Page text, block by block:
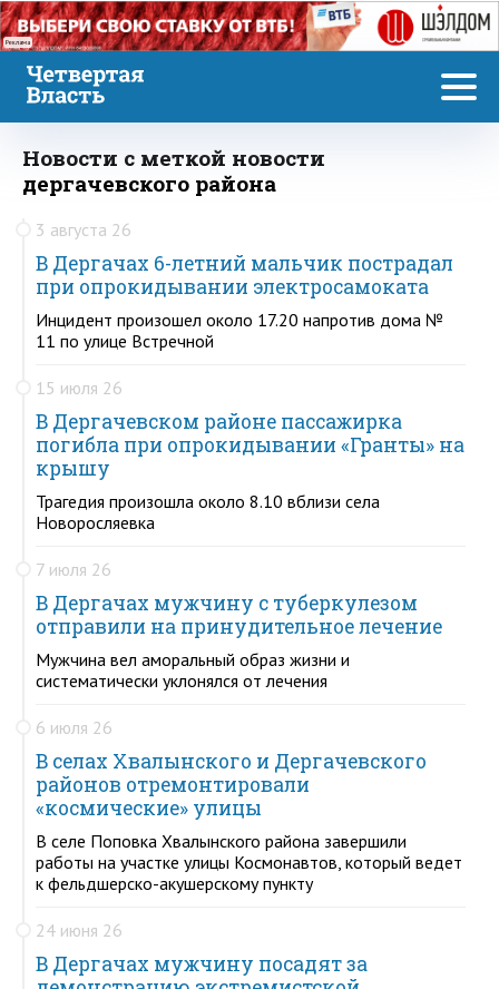
Реклама
Новости с меткой новости
дергачевского района
3 августа 26
В Дергачах 6-летний мальчик пострадал
при опрокидывании электросамоката
Инцидент произошел около 17.20 напротив дома №
11 по улице Встречной
15 июля 26
В Дергачевском районе пассажирка
погибла при опрокидывании «Гранты» на
крышу
Трагедия произошла около 8.10 вблизи села
Новоросляевка
7 июля 26
В Дергачах мужчину с туберкулезом
отправили на принудительное лечение
Мужчина вел аморальный образ жизни и
систематически уклонялся от лечения
6 июля 26
В селах Хвалынского и Дергачевского
районов отремонтировали
«космические» улицы
В селе Поповка Хвалынского района завершили
работы на участке улицы Космонавтов, который ведет
к фельдшерско-акушерскому пункту
24 июня 26
В Дергачах мужчину посадят за